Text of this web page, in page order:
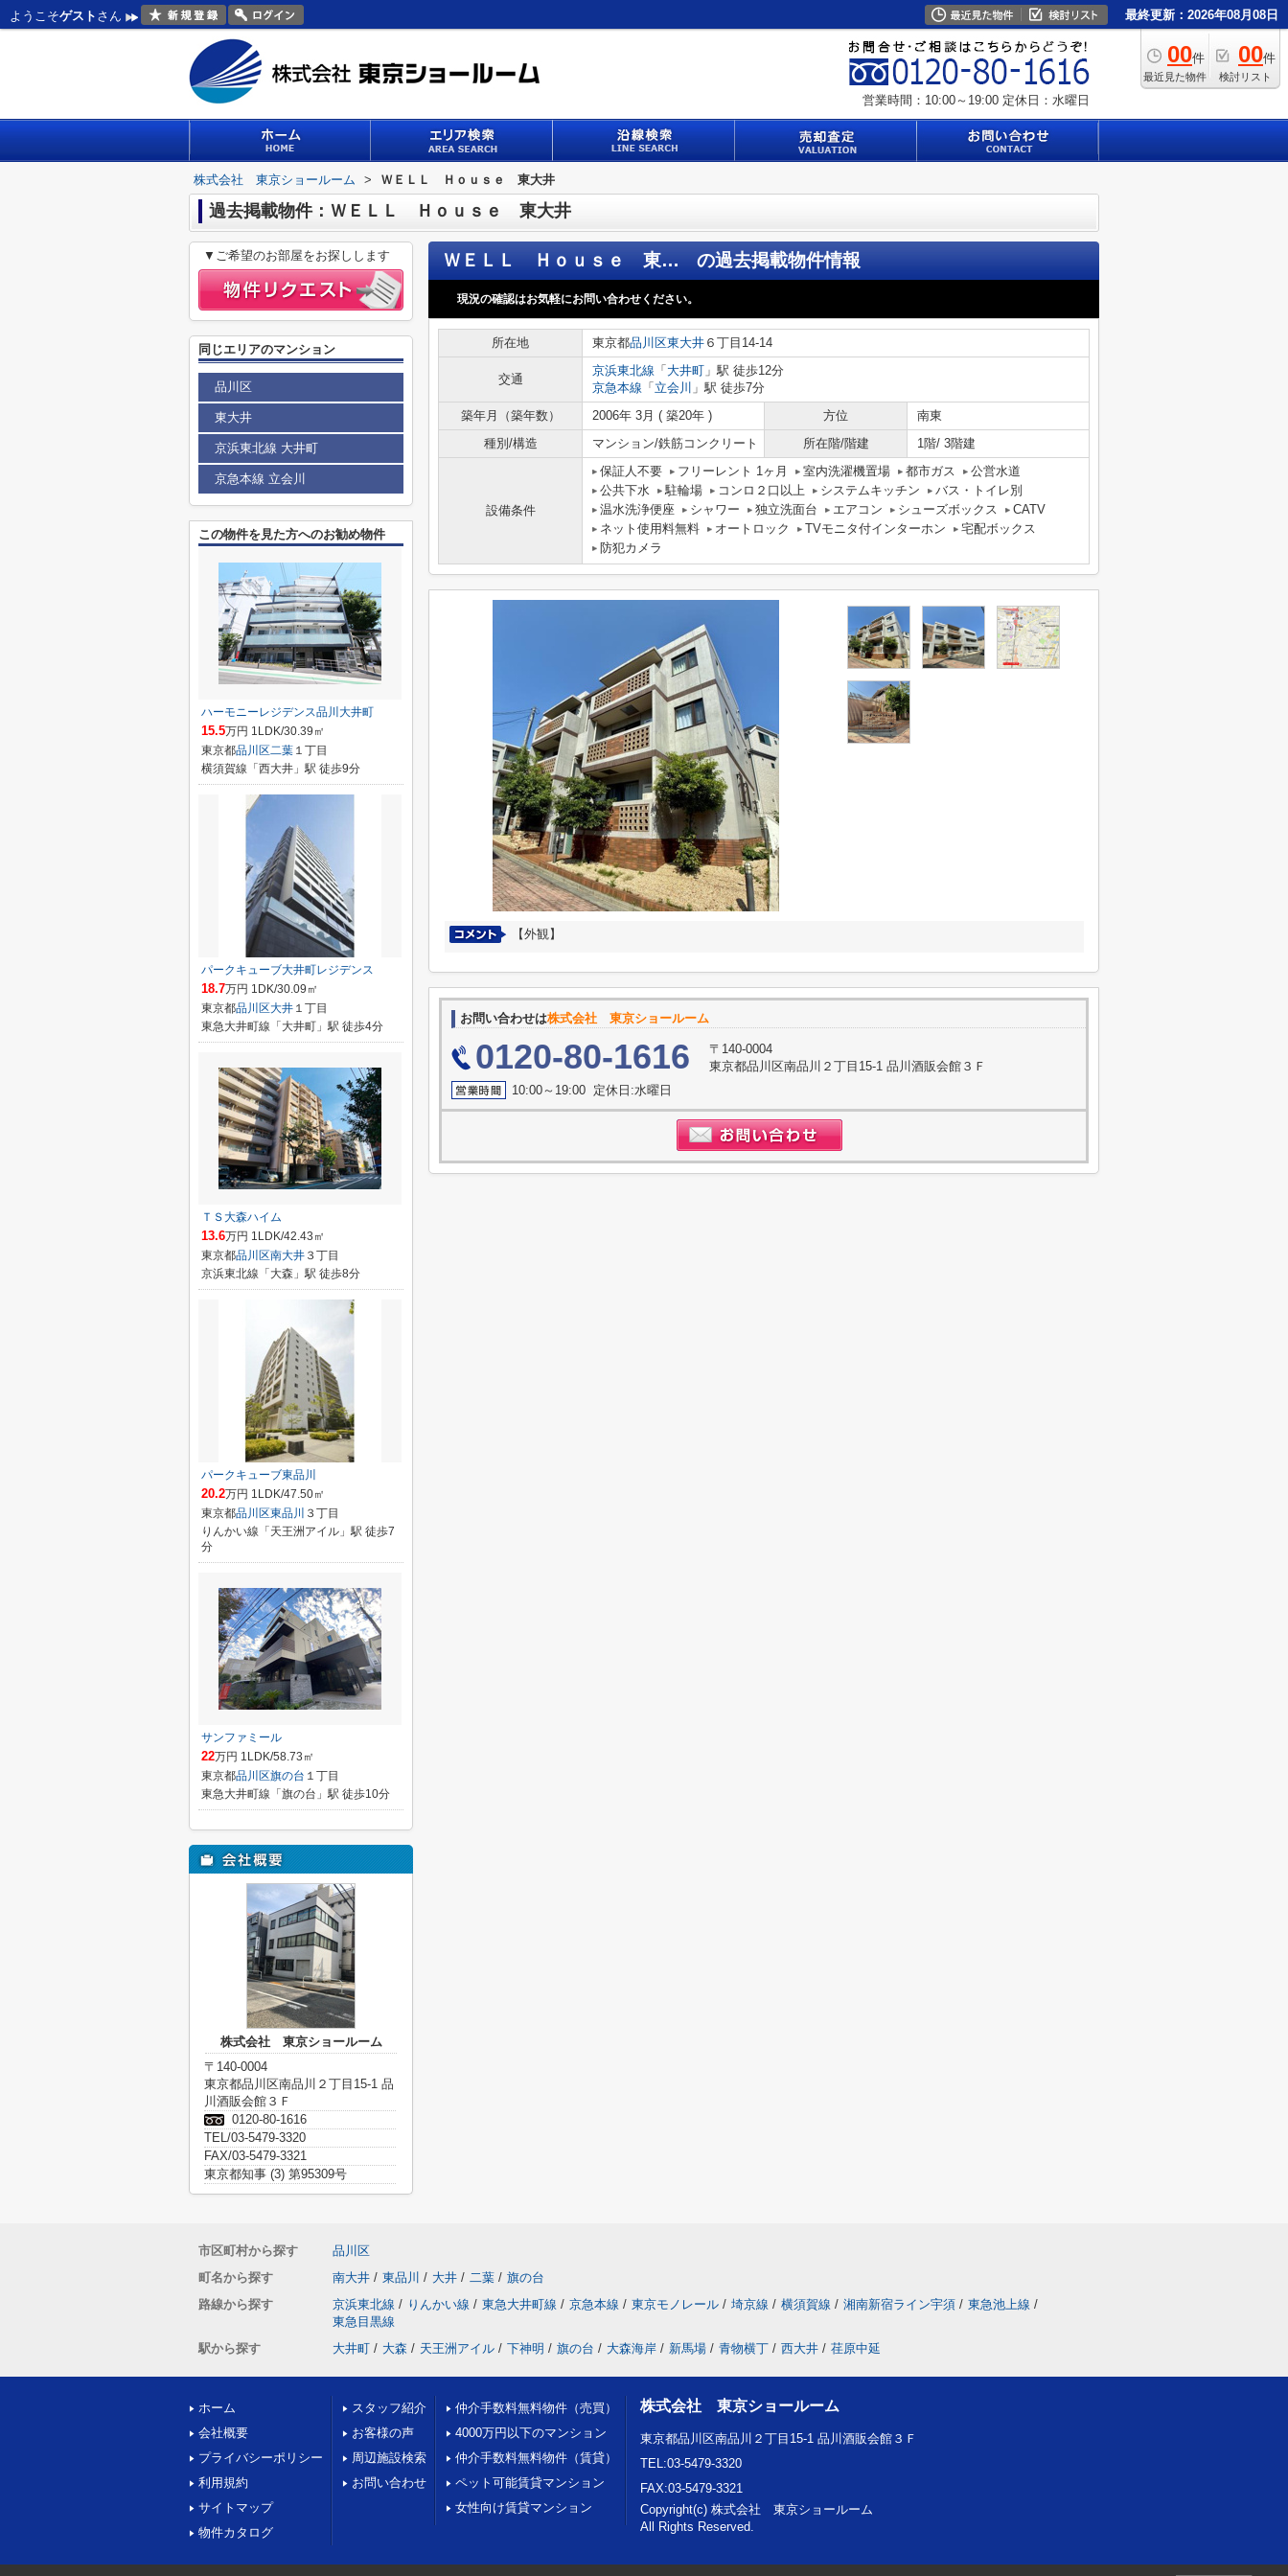
ようこそゲスト さん 最終更新：2026年08月08日
00件
最近見た物件
00件
検討リスト
営業時間：10:00～19:00 定休日：水曜日
株式会社 東京ショールーム > ＷＥＬＬ Ｈｏｕｓｅ 東大井
過去掲載物件：ＷＥＬＬ Ｈｏｕｓｅ 東大井
ＷＥＬＬ Ｈｏｕｓｅ 東大井 の過去掲載物件情報
現況の確認はお気軽にお問い合わせください。
所在地 東京都品川区東大井 ６丁目14-14
交通
京浜東北線 「 大井町 」駅 徒歩12分
京急本線 「 立会川 」駅 徒歩7分
築年月（築年数）
2006年 3月 ( 築20年 ) 方位
南東
種別/構造
マンション/鉄筋コンクリート 所在階/階建 1階/ 3階建
設備条件
保証人不要 フリーレント 1ヶ月 室内洗濯機置場 都市ガス
公営水道
公共下水
駐輪場 コンロ２口以上 システムキッチン
バス・トイレ別
温水洗浄便座
シャワー 独立洗面台 エアコン シューズボックス
CATV
ネット使用料無料
オートロック TVモニタ付インターホン
宅配ボックス
防犯カメラ
【外観】
お問い合わせは株式会社 東京ショールーム
0120-80-1616
〒140-0004
東京都品川区南品川２丁目15-1 品川酒販会館３Ｆ
10:00～19:00 定休日:水曜日
▼ご希望のお部屋をお探しします
同じエリアのマンション
品川区
東大井
京浜東北線 大井町
京急本線 立会川
この物件を見た方へのお勧め物件
ハーモニーレジデンス品川大井町
15.5万円 1LDK/30.39㎡
東京都品川区二葉 １丁目
横須賀線「西大井」駅 徒歩9分
パークキューブ大井町レジデンス
18.7万円 1DK/30.09㎡
東京都品川区大井 １丁目
東急大井町線「大井町」駅 徒歩4分
ＴＳ大森ハイム
13.6万円 1LDK/42.43㎡
東京都品川区南大井 ３丁目
京浜東北線「大森」駅 徒歩8分
パークキューブ東品川
20.2万円 1LDK/47.50㎡
東京都品川区東品川 ３丁目
りんかい線「天王洲アイル」駅 徒歩7
分
サンファミール
22万円 1LDK/58.73㎡
東京都品川区旗の台 １丁目
東急大井町線「旗の台」駅 徒歩10分
株式会社 東京ショールーム
〒140-0004
東京都品川区南品川２丁目15-1 品
川酒販会館３Ｆ
0120-80-1616
TEL/03-5479-3320
FAX/03-5479-3321
東京都知事 (3) 第95309号
市区町村から探す
品川区
町名から探す
南大井 / 東品川 / 大井 / 二葉 / 旗の台
路線から探す
京浜東北線 / りんかい線 / 東急大井町線 / 京急本線 / 東京モノレール / 埼京線 / 横須賀線 / 湘南新宿ライン宇須 / 東急池上線 /
東急目黒線
駅から探す
大井町 / 大森 / 天王洲アイル / 下神明 / 旗の台 / 大森海岸 / 新馬場 / 青物横丁 / 西大井 / 荏原中延
ホーム
会社概要
プライバシーポリシー
利用規約
サイトマップ
物件カタログ
スタッフ紹介
お客様の声
周辺施設検索
お問い合わせ
仲介手数料無料物件（売買）
4000万円以下のマンション
仲介手数料無料物件（賃貸）
ペット可能賃貸マンション
女性向け賃貸マンション
株式会社 東京ショールーム
東京都品川区南品川２丁目15-1 品川酒販会館３Ｆ
TEL:03-5479-3320
FAX:03-5479-3321
Copyright(c) 株式会社 東京ショールーム
All Rights Reserved.